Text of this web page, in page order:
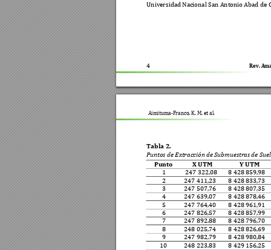
4 Rev.
Universidad Nacional San Antonio Abad de
Aimituma-Franco, K. M. et al.
Tabla 2.
Puntos de Extracción de Submuestras de
Punto X UTM Y UTM
1 247 322,08 8 428 859,98
2
247 411,23 8 428 833,73
3
247 507,76 8 428 807,35
4
247 639,07 8 428 878,46
5
247 764,40 8 428 961,91
6
247 826,57 8 428 857,99
7
247 892.88 8 428 796,70
8
248 025,74 8 428 826,69
9
247 982,79 8 428 980,84
10
248 223,83 8 429 156,25